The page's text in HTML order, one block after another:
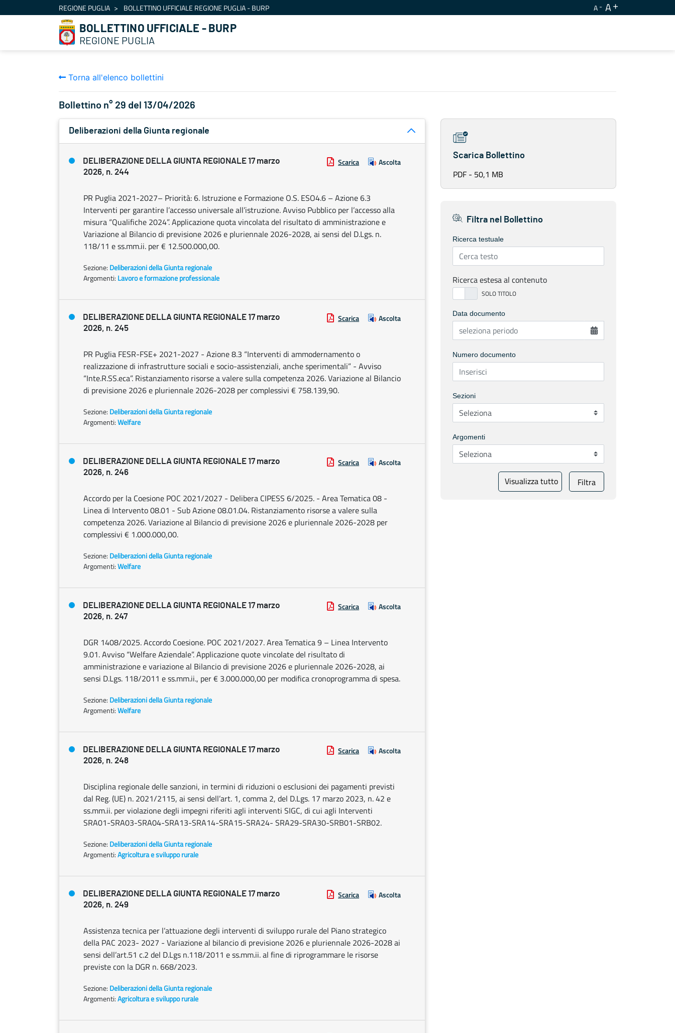
Salta al contenutoREGIONE PUGLIA BOLLETTINO UFFICIALE REGIONE PUGLIA - BURP A A
BOLLETTINO UFFICIALE - BURP
REGIONE PUGLIA
Torna all'elenco bollettini
Bollettino n° 29 del 13/04/2026
Deliberazioni della Giunta regionale
DELIBERAZIONE DELLA GIUNTA REGIONALE 17 marzo
2026, n. 244
Scarica Ascolta
PR Puglia 2021-2027– Priorità: 6. Istruzione e Formazione O.S. ESO4.6 – Azione 6.3
Interventi per garantire l’accesso universale all’istruzione. Avviso Pubblico per l’accesso alla
misura “Qualifiche 2024”. Applicazione quota vincolata del risultato di amministrazione e
Variazione al Bilancio di previsione 2026 e pluriennale 2026-2028, ai sensi del D.Lgs. n.
118/11 e ss.mm.ii. per € 12.500.000,00.
Sezione: Deliberazioni della Giunta regionale
Argomenti: Lavoro e formazione professionale
DELIBERAZIONE DELLA GIUNTA REGIONALE 17 marzo
2026, n. 245
Scarica Ascolta
PR Puglia FESR-FSE+ 2021-2027 - Azione 8.3 “Interventi di ammodernamento o
realizzazione di infrastrutture sociali e socio-assistenziali, anche sperimentali” - Avviso
“Inte.R.SS.eca”. Ristanziamento risorse a valere sulla competenza 2026. Variazione al Bilancio
di previsione 2026 e pluriennale 2026-2028 per complessivi € 758.139,90.
Sezione: Deliberazioni della Giunta regionale
Argomenti:Welfare
DELIBERAZIONE DELLA GIUNTA REGIONALE 17 marzo
2026, n. 246
Scarica Ascolta
Accordo per la Coesione POC 2021/2027 - Delibera CIPESS 6/2025. - Area Tematica 08 -
Linea di Intervento 08.01 - Sub Azione 08.01.04. Ristanziamento risorse a valere sulla
competenza 2026. Variazione al Bilancio di previsione 2026 e pluriennale 2026-2028 per
complessivi € 1.000.000,00.
Sezione: Deliberazioni della Giunta regionale
Argomenti:Welfare
DELIBERAZIONE DELLA GIUNTA REGIONALE 17 marzo
2026, n. 247
Scarica Ascolta
DGR 1408/2025. Accordo Coesione. POC 2021/2027. Area Tematica 9 – Linea Intervento
9.01. Avviso “Welfare Aziendale”. Applicazione quote vincolate del risultato di
amministrazione e variazione al Bilancio di previsione 2026 e pluriennale 2026-2028, ai
sensi D.Lgs. 118/2011 e ss.mm.ii., per € 3.000.000,00 per modifica cronoprogramma di spesa.
Sezione: Deliberazioni della Giunta regionale
Argomenti:Welfare
DELIBERAZIONE DELLA GIUNTA REGIONALE 17 marzo
2026, n. 248
Scarica Ascolta
Disciplina regionale delle sanzioni, in termini di riduzioni o esclusioni dei pagamenti previsti
dal Reg. (UE) n. 2021/2115, ai sensi dell’art. 1, comma 2, del D.Lgs. 17 marzo 2023, n. 42 e
ss.mm.ii. per violazione degli impegni riferiti agli interventi SIGC, di cui agli Interventi
SRA01-SRA03-SRA04-SRA13-SRA14-SRA15-SRA24- SRA29-SRA30-SRB01-SRB02.
Sezione: Deliberazioni della Giunta regionale
Argomenti:Agricoltura e sviluppo rurale
DELIBERAZIONE DELLA GIUNTA REGIONALE 17 marzo
2026, n. 249
Scarica Ascolta
Assistenza tecnica per l’attuazione degli interventi di sviluppo rurale del Piano strategico
della PAC 2023- 2027 - Variazione al bilancio di previsione 2026 e pluriennale 2026-2028 ai
sensi dell’art.51 c.2 del D.Lgs n.118/2011 e ss.mm.ii. al fine di riprogrammare le risorse
previste con la DGR n. 668/2023.
Sezione: Deliberazioni della Giunta regionale
Argomenti:Agricoltura e sviluppo rurale
Scarica Bollettino
PDF - 50,1 MB
Filtra nel Bollettino
Ricerca testuale
Ricerca estesa al contenuto
Data documento
Numero documento
Sezioni
Argomenti
Visualizza tutto Filtra